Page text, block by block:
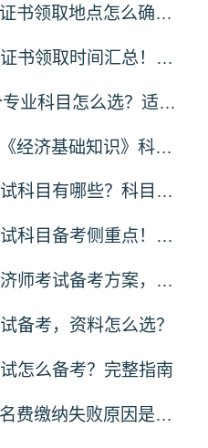
2026年初中级经济师证书领取地点怎么确定？属地规则
2026年初中级经济师证书领取时间汇总！领证节点
2026中级经济师10个专业科目怎么选？适配人群
2026中级经济师考试《经济基础知识》科目六大模块梳理
2026年中级经济师考试科目有哪些？科目介绍
2026年中级经济师考试科目备考侧重点！分清主次
在职党2026年中级经济师考试备考方案，碎片化学习
备考，资料怎么选？
怎么备考？完整指南
2026年中级经济师报名费缴纳失败原因是什么？解决办法